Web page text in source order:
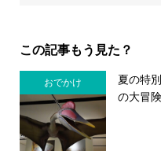
この記事もう見た？
おでかけ
夏の特
の大冒